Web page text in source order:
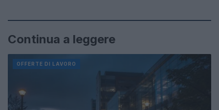
Continua a leggere
OFFERTE DI LAVORO